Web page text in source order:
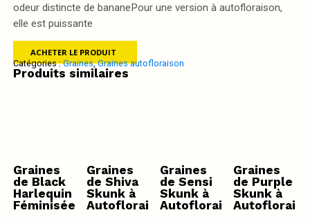
odeur distincte de bananePour une version à autofloraison,
elle est puissante
ACHETER LE PRODUIT
Catégories :Graines,Graines autofloraison
Produits similaires
Graines
de Black
Harlequin
Féminisée
Graines
de Shiva
Skunk à
Autofloraison
Graines
de Sensi
Skunk à
Autofloraison
Graines
de Purple
Skunk à